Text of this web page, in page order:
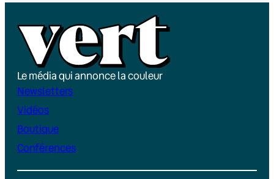
Le média qui annonce la couleur
Newsletters
Vidéos
Boutique
Conférences